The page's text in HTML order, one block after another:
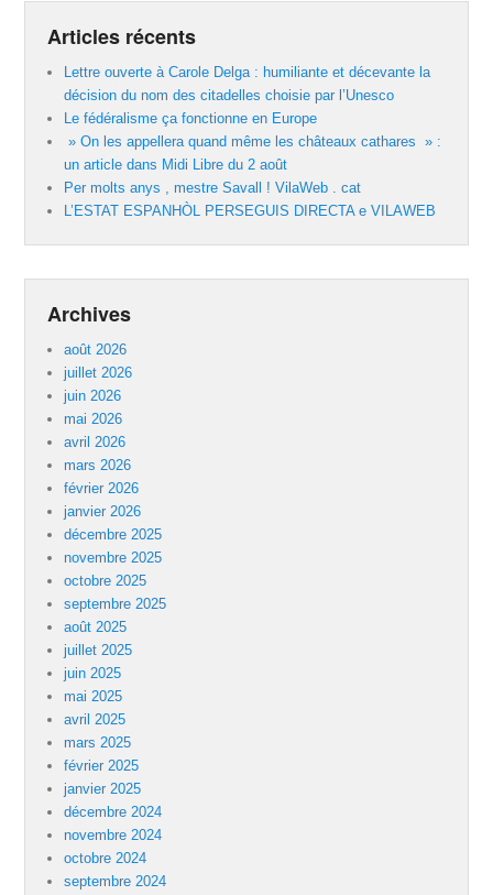
Articles récents
Lettre ouverte à Carole Delga : humiliante et décevante la
décision du nom des citadelles choisie par l’Unesco
Le fédéralisme ça fonctionne en Europe
» On les appellera quand même les châteaux cathares » :
un article dans Midi Libre du 2 août
Per molts anys , mestre Savall ! VilaWeb . cat
L’ESTAT ESPANHÒL PERSEGUIS DIRECTA e VILAWEB
Archives
août 2026
juillet 2026
juin 2026
mai 2026
avril 2026
mars 2026
février 2026
janvier 2026
décembre 2025
novembre 2025
octobre 2025
septembre 2025
août 2025
juillet 2025
juin 2025
mai 2025
avril 2025
mars 2025
février 2025
janvier 2025
décembre 2024
novembre 2024
octobre 2024
septembre 2024